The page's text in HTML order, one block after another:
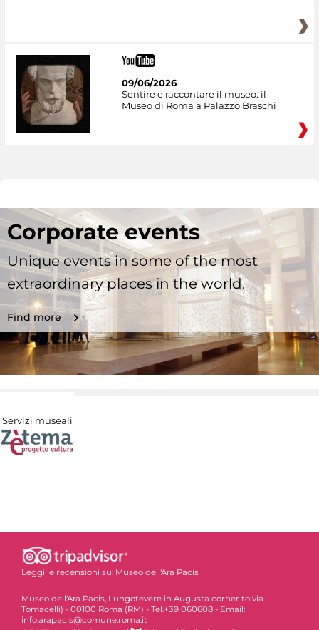
09/06/2026
Sentire e raccontare il museo: il
Museo di Roma a Palazzo Braschi
Corporate events
Unique events in some of the most
extraordinary places in the world.
Find more
Servizi museali
Leggi le recensioni su: Museo dell'Ara Pacis
Museo dell'Ara Pacis, Lungotevere in Augusta corner to via
Tomacelli) - 00100 Roma (RM) - Tel.+39 060608 - Email:
info.arapacis@comune.roma.it